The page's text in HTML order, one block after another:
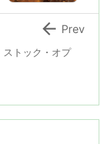
トック・オプ
 Prev